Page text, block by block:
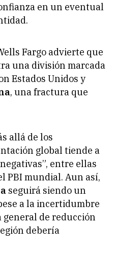
en un eventual
Fargo advierte que
una división marcada
Estados Unidos y
, una fractura que
allá de los
global tiende a
entre ellas
PBI mundial. Aun así,
seguirá siendo un
a la incertidumbre
de reducción
debería